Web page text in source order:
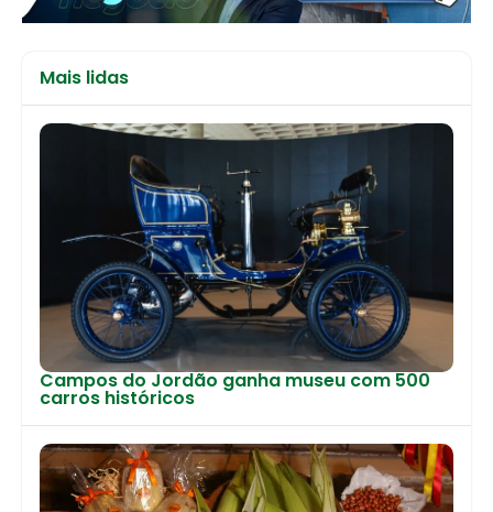
Mais lidas
Campos do Jordão ganha museu com 500
carros históricos